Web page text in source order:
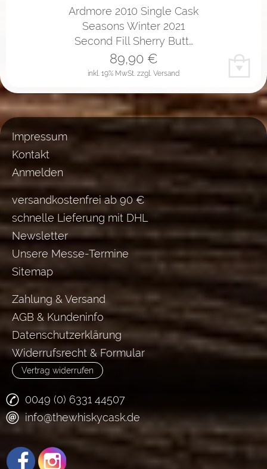
Ardmore 2010 Single Cask
Seasons Winter 2021
Second Fill Sherry Butt…
inkl. 19% MwSt. zzgl. Versand
89,90€
Impressum
Kontakt
Anmelden
versandkostenfrei ab 90 €
schnelle Lieferung mit DHL
Newsletter
Unsere Messe-Termine
Sitemap
Zahlung & Versand
AGB & Kundeninfo
Datenschutzerklärung
Widerrufsrecht & Formular
Vertrag widerrufen
0049 (0) 6331 44507
info@thewhiskycask.de